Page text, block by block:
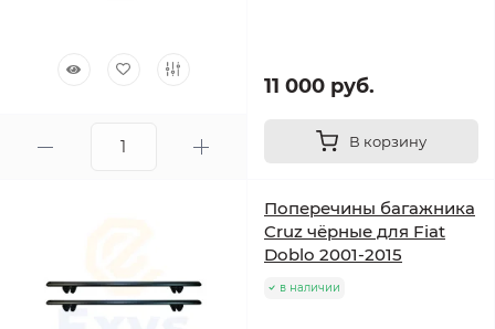
11 000 руб.
В корзину
Поперечины багажника
Cruz чёрные для Fiat
Doblo 2001-2015
в наличии